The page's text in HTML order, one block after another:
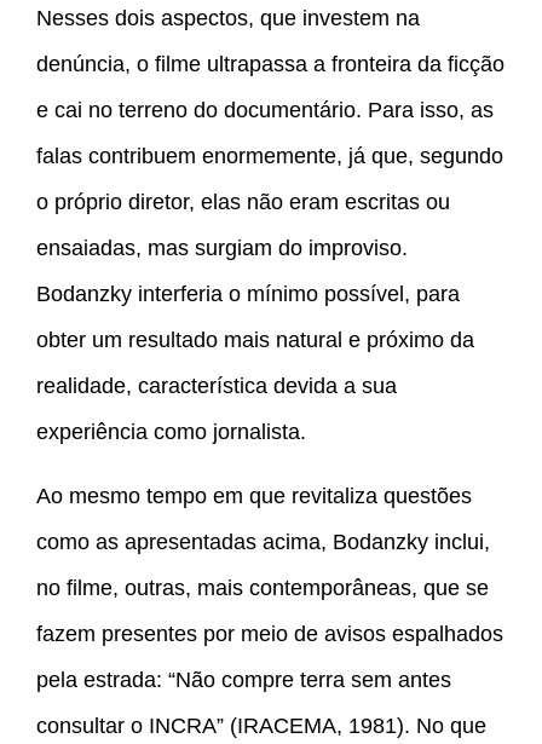
Nesses dois aspectos, que investem na
denúncia, o filme ultrapassa a fronteira da ficção
e cai no terreno do documentário. Para isso, as
falas contribuem enormemente, já que, segundo
o próprio diretor, elas não eram escritas ou
ensaiadas, mas surgiam do improviso.
Bodanzky interferia o mínimo possível, para
obter um resultado mais natural e próximo da
realidade, característica devida a sua
experiência como jornalista.
Ao mesmo tempo em que revitaliza questões
como as apresentadas acima, Bodanzky inclui,
no filme, outras, mais contemporâneas, que se
fazem presentes por meio de avisos espalhados
pela estrada: “Não compre terra sem antes
consultar o INCRA” (IRACEMA, 1981). No que